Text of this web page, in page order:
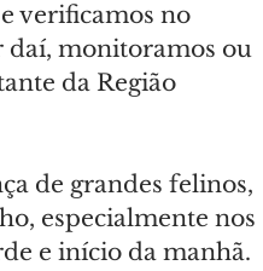
verificamos no
daí, monitoramos ou
da Região
de grandes felinos,
especialmente nos
e início da manhã.